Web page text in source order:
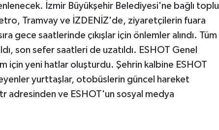
İzmir Büyükşehir Belediyesi'ne bağlı toplu
Tramvay ve İZDENİZ'de, ziyaretçilerin fuara
sıra gece saatlerinde çıkışlar için önlemler alındı. Tüm
son sefer saatleri de uzatıldı. ESHOT Genel
için yeni hatlar oluşturdu. Şehrin kalbine ESHOT
yurttaşlar, otobüslerin güncel hareket
ve ESHOT'un sosyal medya